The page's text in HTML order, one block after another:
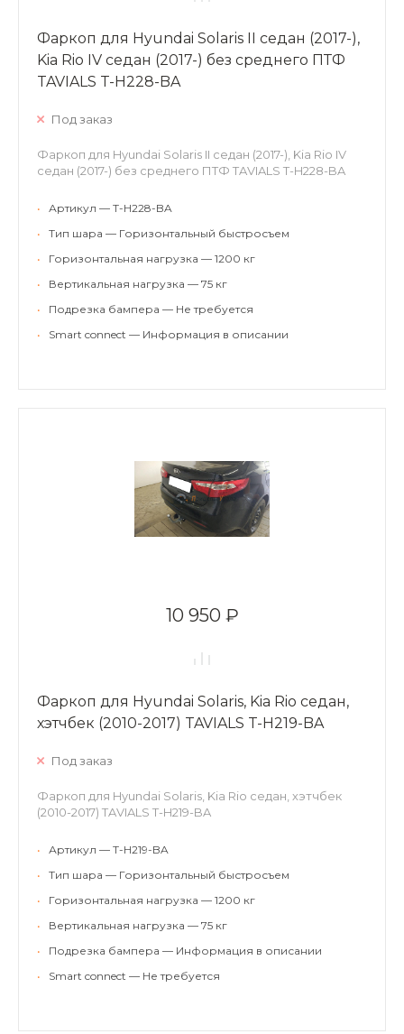
Фаркоп для Hyundai Solaris II седан (2017-),
Kia Rio IV седан (2017-) без среднего ПТФ
TAVIALS T-H228-BA
Под заказ
Фаркоп для Hyundai Solaris II седан (2017-), Kia Rio IV
седан (2017-) без среднего ПТФ TAVIALS T-H228-BA
•
Артикул — T-H228-BA
•
Тип шара — Горизонтальный быстросъем
•
Горизонтальная нагрузка — 1200 кг
•
Вертикальная нагрузка — 75 кг
•
Подрезка бампера — Не требуется
•
Smart connect — Информация в описании
10 950 ₽
Фаркоп для Hyundai Solaris, Kia Rio седан,
хэтчбек (2010-2017) TAVIALS T-H219-BA
Под заказ
Фаркоп для Hyundai Solaris, Kia Rio седан, хэтчбек
(2010-2017) TAVIALS T-H219-BA
•
Артикул — T-H219-BA
•
Тип шара — Горизонтальный быстросъем
•
Горизонтальная нагрузка — 1200 кг
•
Вертикальная нагрузка — 75 кг
•
Подрезка бампера — Информация в описании
•
Smart connect — Не требуется